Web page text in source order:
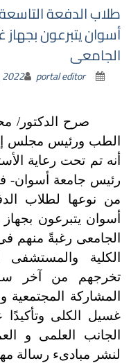
طلاب الدفعة
أسوان يتبرعون
الجامعى
2022 portal editor
صرح الدكتور/
الطب ورئيس مجلس
أنه تم تحت رعاية
رئيس جامعة أسوان- فى
من نوعها لطلاب
أسوان يتبرعون
الجامعى رغبةً منهم
الكلية
تخرجهم من آخر
المشاركة
غسيل الكلى
الجانب العلمى و
لنشر مبادىء رسالة